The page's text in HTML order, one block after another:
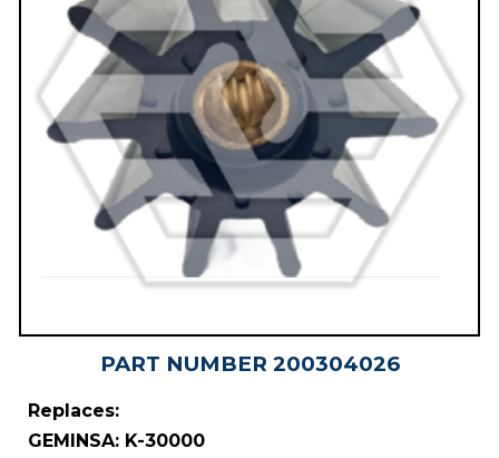
PART NUMBER 200304026
Replaces:
GEMINSA: K-30000